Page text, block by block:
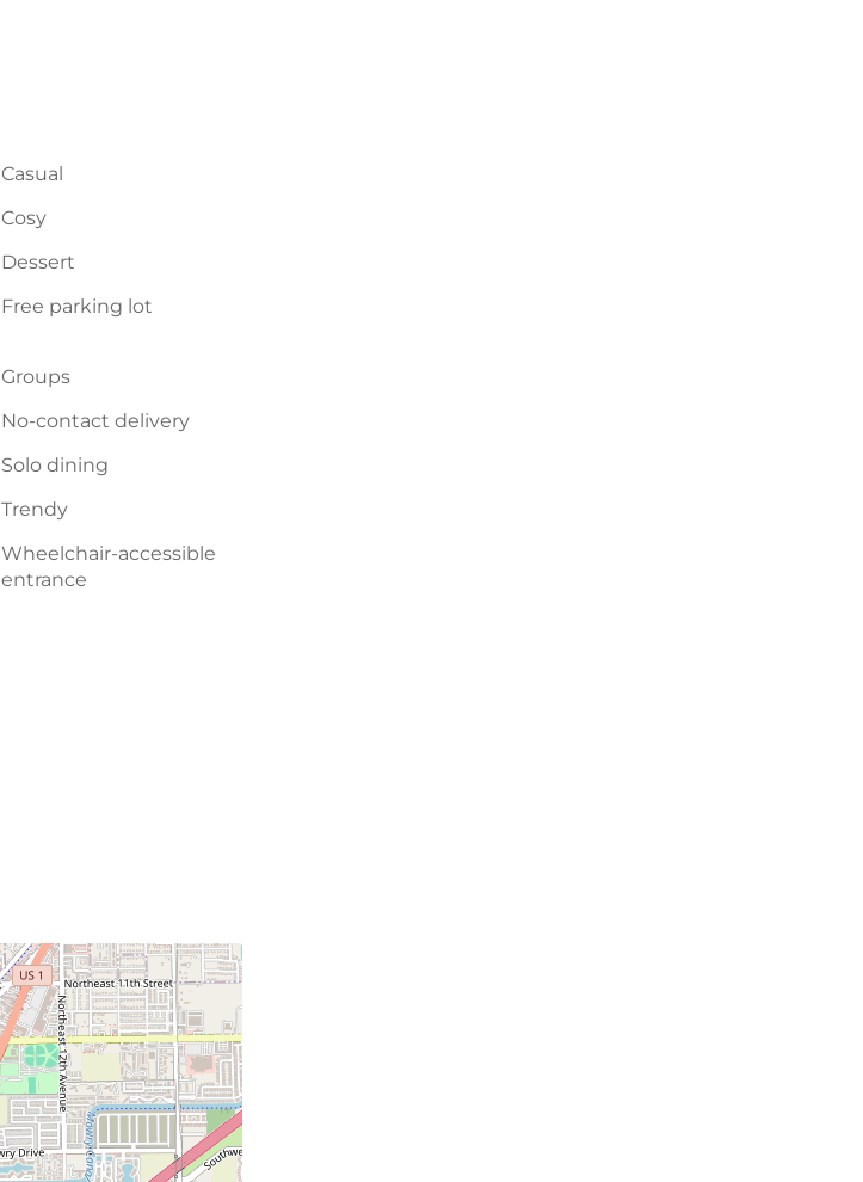
Casual
Cosy
Dessert
Free parking lot
Groups
No-contact delivery
Solo dining
Trendy
Wheelchair-accessible
entrance